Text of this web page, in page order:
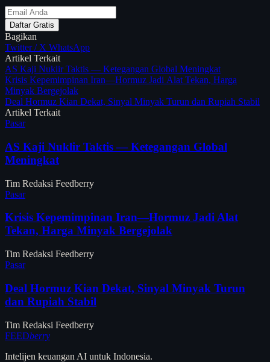
Daftar Gratis
Bagikan
Twitter / X WhatsApp
Artikel Terkait
AS Kaji Nuklir Taktis — Ketegangan Global Meningkat
Krisis Kepemimpinan Iran—Hormuz Jadi Alat Tekan, Harga
Minyak Bergejolak
Deal Hormuz Kian Dekat, Sinyal Minyak Turun dan Rupiah Stabil
Artikel Terkait
Pasar
AS Kaji Nuklir Taktis — Ketegangan Global
Meningkat
Tim Redaksi Feedberry
Pasar
Krisis Kepemimpinan Iran—Hormuz Jadi Alat
Tekan, Harga Minyak Bergejolak
Tim Redaksi Feedberry
Pasar
Deal Hormuz Kian Dekat, Sinyal Minyak Turun
dan Rupiah Stabil
Tim Redaksi Feedberry
FEEDberry
Intelijen keuangan AI untuk Indonesia.